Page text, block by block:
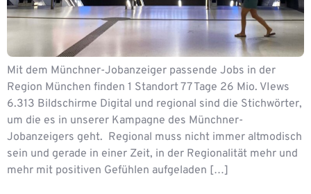
Mit dem Münchner-Jobanzeiger passende Jobs in der
Region München finden​ 1 Standort 77 Tage 26 Mio. VIews
6.313 Bildschirme Digital und regional sind die Stichwörter,
um die es in unserer Kampagne des Münchner-
Jobanzeigers geht. ​ Regional muss nicht immer altmodisch
sein und gerade in einer Zeit, in der Regionalität mehr und
mehr mit positiven Gefühlen aufgeladen […]